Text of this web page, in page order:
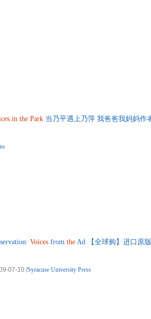
in the Park 当乃平遇上乃萍 我爸爸我妈妈作
Voices from the Ad 【全球购】进口原
07-10 /Syracuse University Press